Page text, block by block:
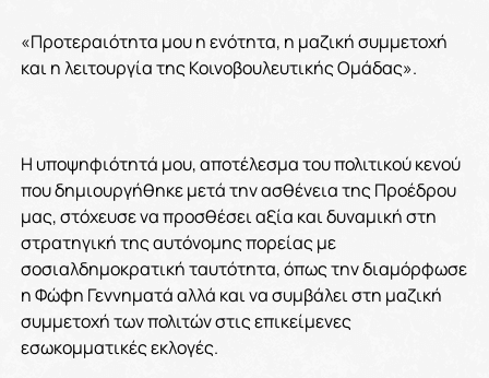
«Προτεραιότητα μου η ενότητα, η μαζική συμμετοχή
και η λειτουργία της Κοινοβουλευτικής Ομάδας».
Η υποψηφιότητά μου, αποτέλεσμα του πολιτικού κενού
που δημιουργήθηκε μετά την ασθένεια της Προέδρου
μας, στόχευσε να προσθέσει αξία και δυναμική στη
στρατηγική της αυτόνομης πορείας με
σοσιαλδημοκρατική ταυτότητα, όπως την διαμόρφωσε
η Φώφη Γεννηματά αλλά και να συμβάλει στη μαζική
συμμετοχή των πολιτών στις επικείμενες
εσωκομματικές εκλογές.